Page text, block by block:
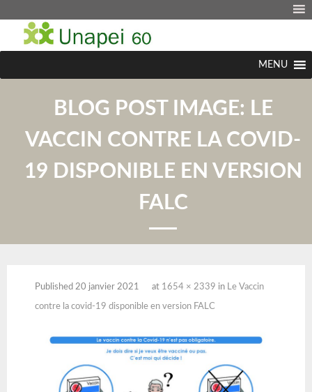
MENU
BLOG POST IMAGE: LE
VACCIN CONTRE LA COVID-
19 DISPONIBLE EN VERSION
FALC
Published 20 janvier 2021 at 1654 × 2339 in Le Vaccin
contre la covid-19 disponible en version FALC